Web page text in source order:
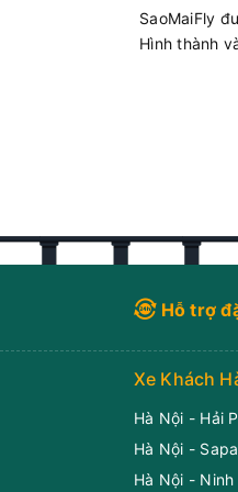
Điểm
Điểm
Trả hành
Thái Bình
Thành phố
Giá vé:
Giá vé:
05:3708/
88
Phiệt
Giá vé:
SaoMaiFly
Hình thành
Hỗ trợ
Xe Khách
Hà Nội - Hải
Hà Nội - Sapa
Hà Nội - Ninh